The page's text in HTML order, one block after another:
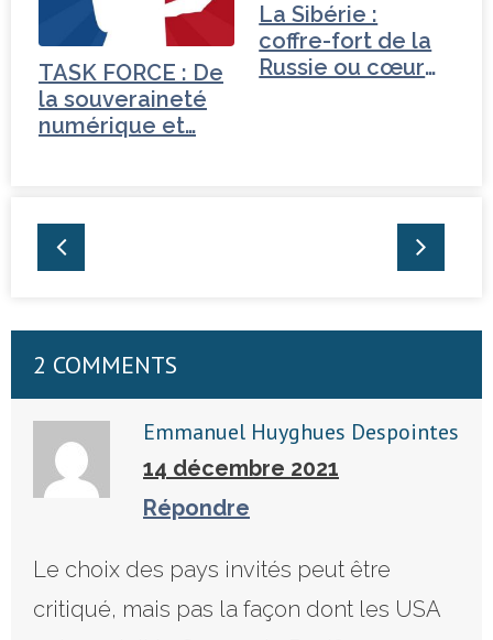
TASK FORCE : De
la souveraineté
numérique et…
La Sibérie :
coffre-fort de la
Russie ou cœur
2 COMMENTS
Emmanuel Huyghues Despointes
14 décembre 2021
Répondre
Le choix des pays invités peut être
critiqué, mais pas la façon dont les USA